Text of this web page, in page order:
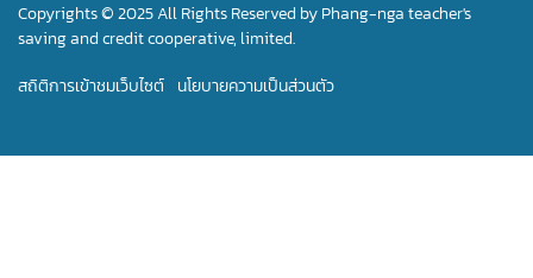
Copyrights © 2025 All Rights Reserved by Phang-nga teacher's
saving and credit cooperative, limited.
สถิติการเข้าชมเว็บไซต์ นโยบายความเป็นส่วนตัว